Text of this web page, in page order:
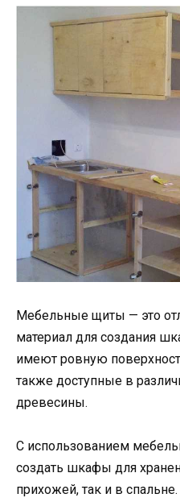
Мебельные щиты — это
материал для создания
имеют ровную
также доступные в
древесины.
С использованием
создать шкафы для
прихожей, так и в